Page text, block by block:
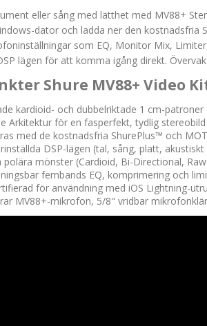
eller sång med lätthet med MV88+
dator och ladda ner den
som EQ, Monitor Mix,
lägen för att komma igång direkt.
Shure MV88+ Video
kardioid- och dubbelriktade 1 cm-
Arkitektur för en fasperfekt, tydlig stereobild
med de kostnadsfria ShurePlus™ och
DSP-lägen (tal, sång, platt,
polära mönster (Cardioid, Bi-Directional,
fembands EQ, komprimering och
för användning med iOS Lightning-
MV88+-mikrofon, 5/8" vridbar